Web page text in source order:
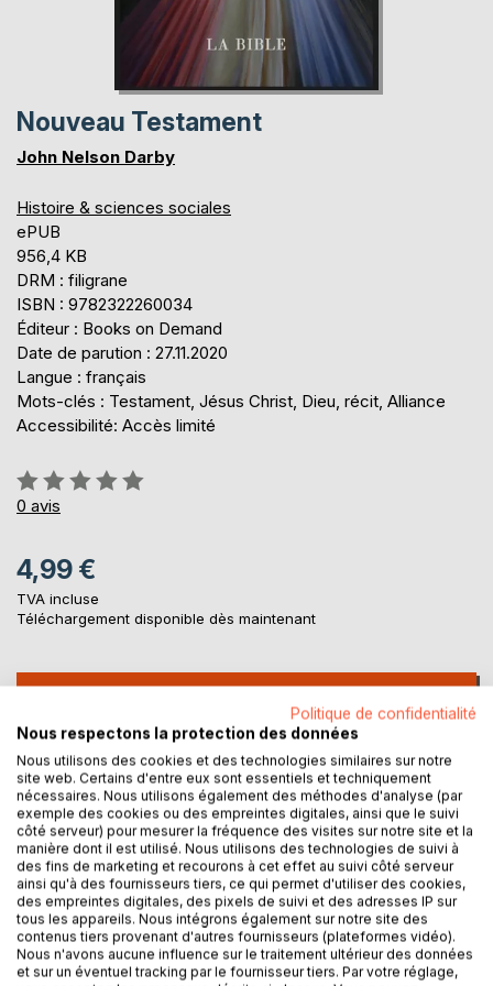
Nouveau Testament
John Nelson Darby
Histoire & sciences sociales
ePUB
956,4 KB
DRM : filigrane
ISBN : 9782322260034
Éditeur : Books on Demand
Date de parution : 27.11.2020
Langue : français
Mots-clés : Testament, Jésus Christ, Dieu, récit, Alliance
Accessibilité: Accès limité
Évaluation:
0%
0 avis
4,99 €
TVA incluse
Téléchargement disponible dès maintenant
Ajouter à ma liste d'envies
Laisser un avis
DESCRIPTION
Politique de confidentialité
Nous respectons la protection des données
Nous utilisons des cookies et des technologies similaires sur notre
site web. Certains d'entre eux sont essentiels et techniquement
nécessaires. Nous utilisons également des méthodes d'analyse (par
exemple des cookies ou des empreintes digitales, ainsi que le suivi
côté serveur) pour mesurer la fréquence des visites sur notre site et la
manière dont il est utilisé. Nous utilisons des technologies de suivi à
des fins de marketing et recourons à cet effet au suivi côté serveur
ainsi qu'à des fournisseurs tiers, ce qui permet d'utiliser des cookies,
des empreintes digitales, des pixels de suivi et des adresses IP sur
tous les appareils. Nous intégrons également sur notre site des
contenus tiers provenant d'autres fournisseurs (plateformes vidéo).
Nous n'avons aucune influence sur le traitement ultérieur des données
et sur un éventuel tracking par le fournisseur tiers. Par votre réglage,